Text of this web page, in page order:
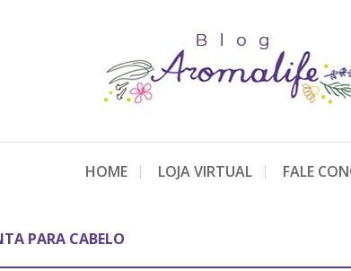
HOME LOJA VIRTUAL FALE
PARA CABELO